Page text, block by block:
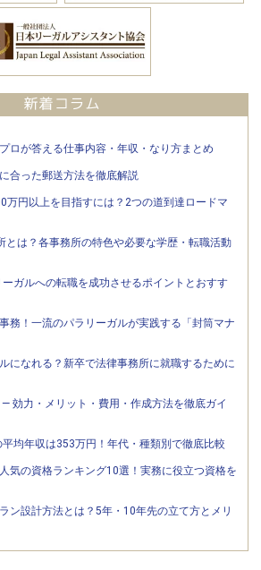
ロが答える仕事内容・年収・なり方まとめ
合った郵送方法を徹底解説
万円以上を目指すには？2つの道到達ロードマ
とは？各事務所の特色や必要な学歴・転職活動
ーガルへの転職を成功させるポイントとおすす
務！一流のパラリーガルが実践する「封筒マナ
になれる？新卒で法律事務所に就職するために
— 効力・メリット・費用・作成方法を徹底ガイ
平均年収は353万円！年代・種類別で徹底比較
気の資格ランキング10選！実務に役立つ資格を
ン設計方法とは？5年・10年先の立て方とメリ